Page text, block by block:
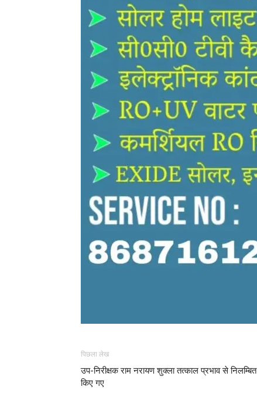
पिछला लेख
उप-निरीक्षक राम नरायण शुक्ला तत्काल प्रभाव से निलम्बित
किए गए